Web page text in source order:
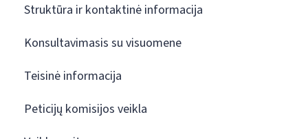
Struktūra ir kontaktinė informacija
Konsultavimasis su visuomene
Teisinė informacija
Peticijų komisijos veikla